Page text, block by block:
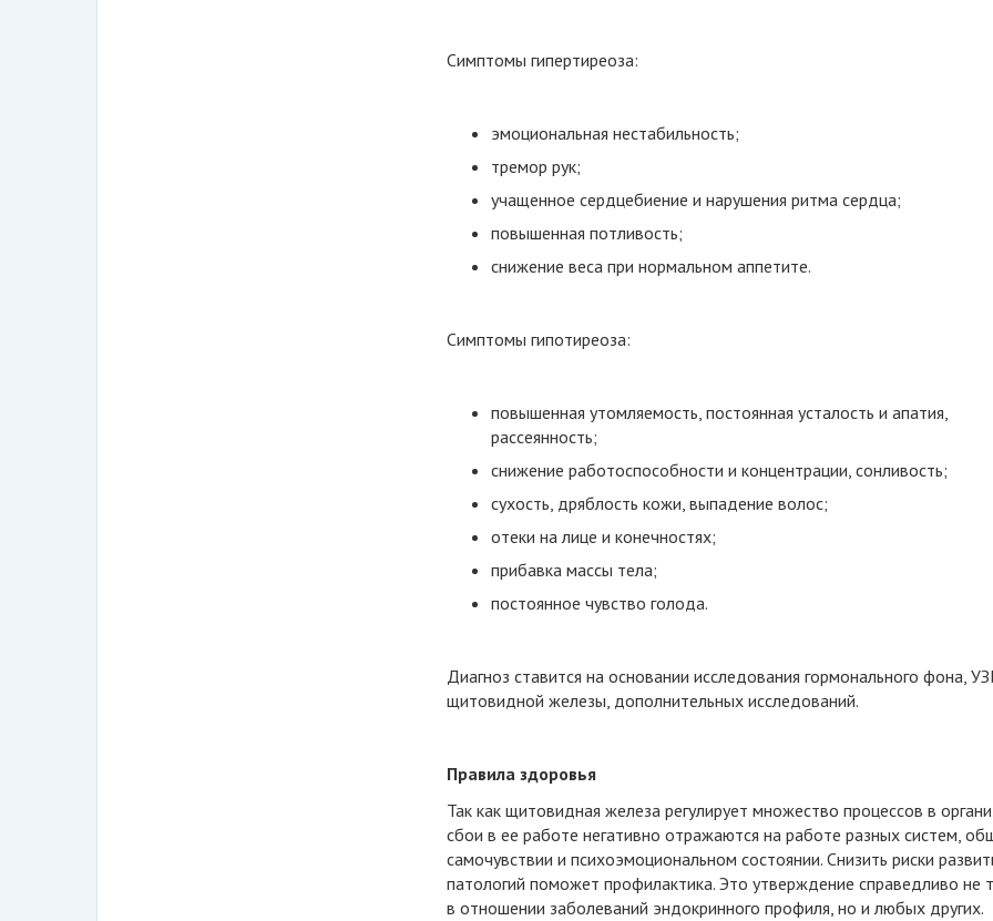
Симптомы гипертиреоза:
эмоциональная нестабильность;
тремор рук;
учащенное сердцебиение и нарушения ритма сердца;
повышенная потливость;
снижение веса при нормальном аппетите.
Симптомы гипотиреоза:
повышенная утомляемость, постоянная усталость и апатия,
рассеянность;
снижение работоспособности и концентрации, сонливость;
сухость, дряблость кожи, выпадение волос;
отеки на лице и конечностях;
прибавка массы тела;
постоянное чувство голода.
Диагноз ставится на основании исследования гормонального фона,
щитовидной железы, дополнительных исследований.
Правила здоровья
Так как щитовидная железа регулирует множество процессов в
сбои в ее работе негативно отражаются на работе разных систем,
самочувствии и психоэмоциональном состоянии. Снизить риски
патологий поможет профилактика. Это утверждение справедливо не
в отношении заболеваний эндокринного профиля, но и любых других.